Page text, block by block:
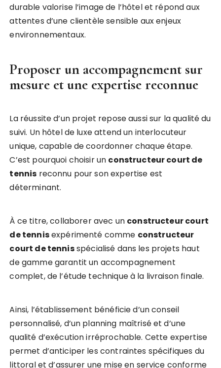
durable valorise l’image de l’hôtel et répond aux
attentes d’une clientèle sensible aux enjeux
environnementaux.
Proposer un accompagnement sur
mesure et une expertise reconnue
La réussite d’un projet repose aussi sur la qualité du
suivi. Un hôtel de luxe attend un interlocuteur
unique, capable de coordonner chaque étape.
C’est pourquoi choisir un constructeur court de
tennis reconnu pour son expertise est
déterminant.
À ce titre, collaborer avec un constructeur court
de tennisexpérimenté comme constructeur
court de tennisspécialisé dans les projets haut
de gamme garantit un accompagnement
complet, de l’étude technique à la livraison finale.
Ainsi, l’établissement bénéficie d’un conseil
personnalisé, d’un planning maîtrisé et d’une
qualité d’exécution irréprochable. Cette expertise
permet d’anticiper les contraintes spécifiques du
littoral et d’assurer une mise en service conforme